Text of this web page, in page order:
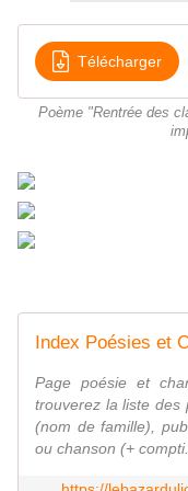
Télécharger
Poème "Rentrée des
Index Poésies et
Page poésie et
trouverez la liste des
(nom de famille),
ou chanson (+ compti...